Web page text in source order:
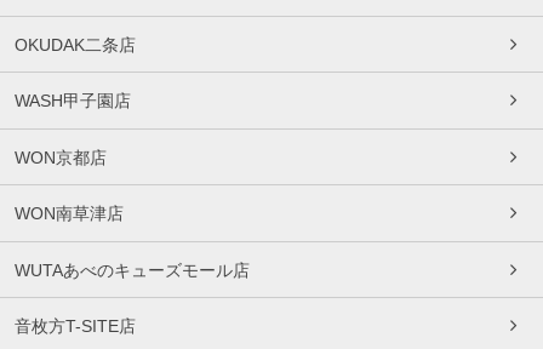
OKUDAK二条店
WASH甲子園店
WON京都店
WON南草津店
WUTAあべのキューズモール店
音枚方T-SITE店